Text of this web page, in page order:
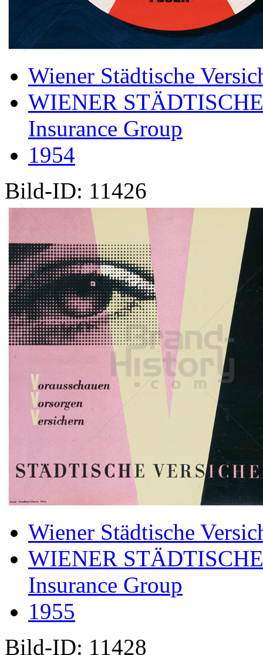
Wiener Städtische
WIENER
Insurance Group
1954
Bild-ID: 11426
Wiener Städtische
WIENER
Insurance Group
1955
Bild-ID: 11428